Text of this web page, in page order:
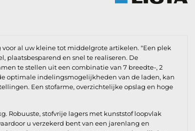
al uw kleine tot middelgrote artikelen. "Een plek
plaatsbesparend en snel te realiseren. De
te stellen uit een combinatie van 7 breedte-, 2
optimale indelingsmogelijkheden van de laden, kan
Een stofarme, overzichtelijke opslag en hoge
Robuuste, stofvrije lagers met kunststof loopvlak
u verzekerd bent van een jarenlang en